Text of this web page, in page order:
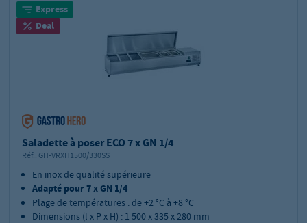
Express
Deal
Saladette à poser ECO 7 x GN 1/4
Réf.: GH-VRXH1500/330SS
En inox de qualité supérieure
Adapté pour 7 x GN 1/4
Plage de températures : de +2 °C à +8 °C
Dimensions (l x P x H) : 1 500 x 335 x 280 mm